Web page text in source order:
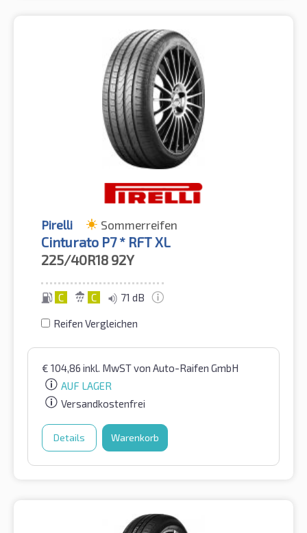
Pirelli Sommerreifen
Cinturato P7 * RFT XL
225/40R18 92Y
C C 71 dB
Reifen Vergleichen
€ 104,86 inkl. MwSTvon Auto-Raifen GmbH
AUF LAGER
Versandkostenfrei
Details Warenkorb